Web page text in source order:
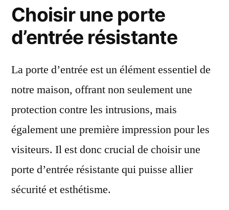
sécurité
de
votre
d’entrée
Choisir une porte
d’entrée résistante
La porte d’entrée est un élément essentiel de
notre maison, offrant non seulement une
protection contre les intrusions, mais
également une première impression pour les
visiteurs. Il est donc crucial de choisir une
porte d’entrée résistante qui puisse allier
sécurité et esthétisme.